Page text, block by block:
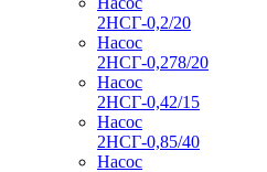
2НСГ-0,2/20
Насос
2НСГ-0,278/20
Насос
2НСГ-0,42/15
Насос
2НСГ-0,85/40
Насос